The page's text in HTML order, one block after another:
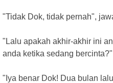
"Tidak Dok, tidak pernah",
"Lalu apakah akhir-akhir ini
anda ketika sedang bercinta?"
"Iya benar Dok! Dua bulan